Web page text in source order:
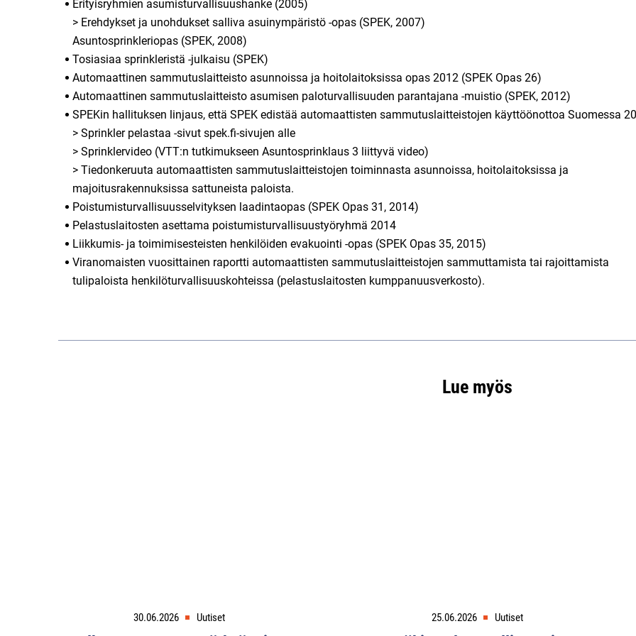
Erityisryhmien asumisturvallisuushanke (2005)
> Erehdykset ja unohdukset salliva asuinympäristö -opas (SPEK, 2007)
Asuntosprinkleriopas (SPEK, 2008)
Tosiasiaa sprinkleristä -julkaisu (SPEK)
Automaattinen sammutuslaitteisto asunnoissa ja hoitolaitoksissa opas 2012 (SPEK Opas 26)
Automaattinen sammutuslaitteisto asumisen paloturvallisuuden parantajana -muistio (SPEK, 2012)
SPEKin hallituksen linjaus, että SPEK edistää automaattisten sammutuslaitteistojen käyttöönottoa Suomessa
> Sprinkler pelastaa -sivut spek.fi-sivujen alle
> Sprinklervideo (VTT:n tutkimukseen Asuntosprinklaus 3 liittyvä video)
> Tiedonkeruuta automaattisten sammutuslaitteistojen toiminnasta asunnoissa, hoitolaitoksissa ja
majoitusrakennuksissa sattuneista paloista.
Poistumisturvallisuusselvityksen laadintaopas (SPEK Opas 31, 2014)
Pelastuslaitosten asettama poistumisturvallisuustyöryhmä 2014
Liikkumis- ja toimimisesteisten henkilöiden evakuointi -opas (SPEK Opas 35, 2015)
Viranomaisten vuosittainen raportti automaattisten sammutuslaitteistojen sammuttamista tai rajoittamista
tulipaloista henkilöturvallisuuskohteissa (pelastuslaitosten kumppanuusverkosto).
Lue myös
30.06.2026 Uutiset 25.06.2026 Uutiset